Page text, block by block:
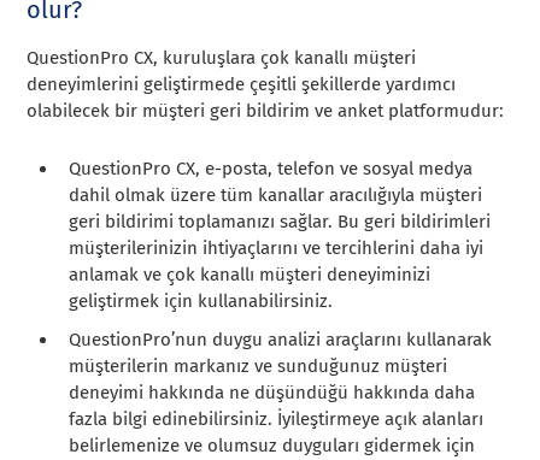
olur?
QuestionPro CX, kuruluşlara çok kanallı müşteri
deneyimlerini geliştirmede çeşitli şekillerde yardımcı
olabilecek bir müşteri geri bildirim ve anket platformudur:
QuestionPro CX, e-posta, telefon ve sosyal medya
dahil olmak üzere tüm kanallar aracılığıyla müşteri
geri bildirimi toplamanızı sağlar. Bu geri bildirimleri
müşterilerinizin ihtiyaçlarını ve tercihlerini daha iyi
anlamak ve çok kanallı müşteri deneyiminizi
geliştirmek için kullanabilirsiniz.
QuestionPro’nun duygu analizi araçlarını kullanarak
müşterilerin markanız ve sunduğunuz müşteri
deneyimi hakkında ne düşündüğü hakkında daha
fazla bilgi edinebilirsiniz. İyileştirmeye açık alanları
belirlemenize ve olumsuz duyguları gidermek için